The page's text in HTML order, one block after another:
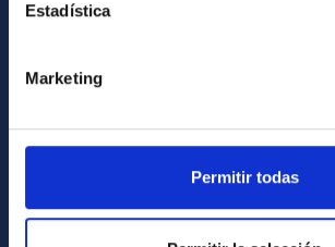
Estadística
Marketing
Permitir todas
Proyectos institucionales
Financiación externa